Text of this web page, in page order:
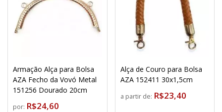
Armação Alça para Bolsa
AZA Fecho da Vovó Metal
151256 Dourado 20cm
por: R$24,60
Alça de Couro para Bolsa
AZA 152411 30x1,5cm
a partir de: R$23,40